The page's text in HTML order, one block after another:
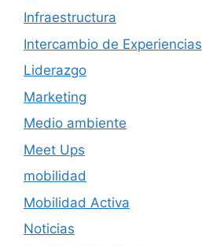
Infraestructura
Intercambio de Experiencias
Liderazgo
Marketing
Medio ambiente
Meet Ups
mobilidad
Mobilidad Activa
Noticias